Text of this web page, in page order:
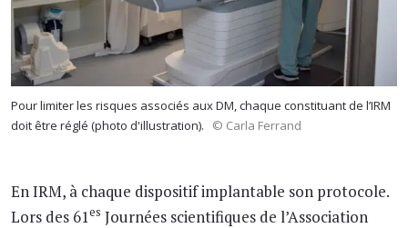
Pour limiter les risques associés aux DM, chaque constituant de l’IRM
doit être réglé (photo d'illustration).
© Carla Ferrand
En IRM, à chaque dispositif implantable son protocole.
Lors des 61es Journées scientifiques de l’Association